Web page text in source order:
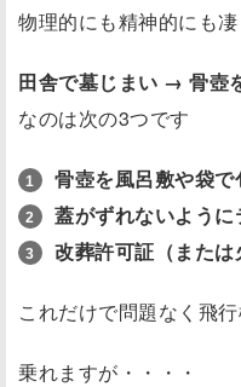
物理的にも精神的にも凄
田舎で墓じまい → 骨壺
なのは次の3つです
骨壺を風呂敷や袋で
蓋がずれないように
改葬許可証（また
これだけで問題なく飛行
乗れますが・・・・